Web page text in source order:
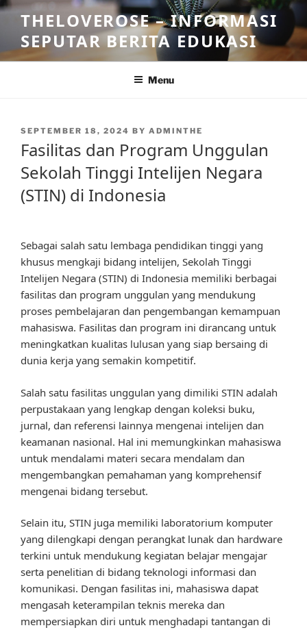
Skip
content
THELOVEROSE – INFORMASI
SEPUTAR BERITA EDUKASI
Menu
POSTED
SEPTEMBER 18, 2024 BY ADMINTHE
Fasilitas dan Program Unggulan
Sekolah Tinggi Intelijen Negara
(STIN) di Indonesia
Sebagai salah satu lembaga pendidikan tinggi yang
khusus mengkaji bidang intelijen, Sekolah Tinggi
Intelijen Negara (STIN) di Indonesia memiliki berbagai
fasilitas dan program unggulan yang mendukung
proses pembelajaran dan pengembangan kemampuan
mahasiswa. Fasilitas dan program ini dirancang untuk
meningkatkan kualitas lulusan yang siap bersaing di
dunia kerja yang semakin kompetitif.
Salah satu fasilitas unggulan yang dimiliki STIN adalah
perpustakaan yang lengkap dengan koleksi buku,
jurnal, dan referensi lainnya mengenai intelijen dan
keamanan nasional. Hal ini memungkinkan mahasiswa
untuk mendalami materi secara mendalam dan
mengembangkan pemahaman yang komprehensif
mengenai bidang tersebut.
Selain itu, STIN juga memiliki laboratorium komputer
yang dilengkapi dengan perangkat lunak dan hardware
terkini untuk mendukung kegiatan belajar mengajar
serta penelitian di bidang teknologi informasi dan
komunikasi. Dengan fasilitas ini, mahasiswa dapat
mengasah keterampilan teknis mereka dan
mempersiapkan diri untuk menghadapi tantangan di